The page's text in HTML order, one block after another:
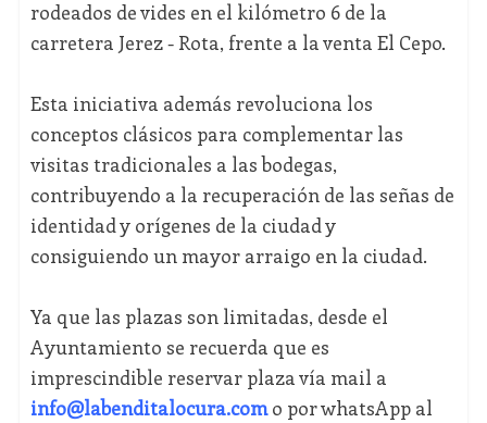
rodeados de vides en el kilómetro 6 de la
carretera Jerez - Rota, frente a la venta El Cepo.
Esta iniciativa además revoluciona los
conceptos clásicos para complementar las
visitas tradicionales a las bodegas,
contribuyendo a la recuperación de las señas de
identidad y orígenes de la ciudad y
consiguiendo un mayor arraigo en la ciudad.
Ya que las plazas son limitadas, desde el
Ayuntamiento se recuerda que es
imprescindible reservar plaza vía mail a
info@labenditalocura.como por whatsApp al